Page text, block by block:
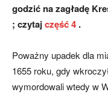
godzić na zagładę
; czytajczęść 4 .
Poważny upadek dla
1655 roku, gdy
wymordowali wtedy w